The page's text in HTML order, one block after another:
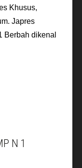
Khusus,
Japres
Berbah dikenal
N 1